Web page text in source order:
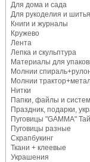
Для дома и сада
Для рукоделия и шитья
Книги и журналы
Кружево
Лента
Лепка и скульптура
Материалы для
Молнии
Молнии
Нитки
Папки, файлы и
Праздник, подарки,
Пуговицы "GAMMA"
Пуговицы разные
Скрапбукинг
Ткани + клеевые
Украшения